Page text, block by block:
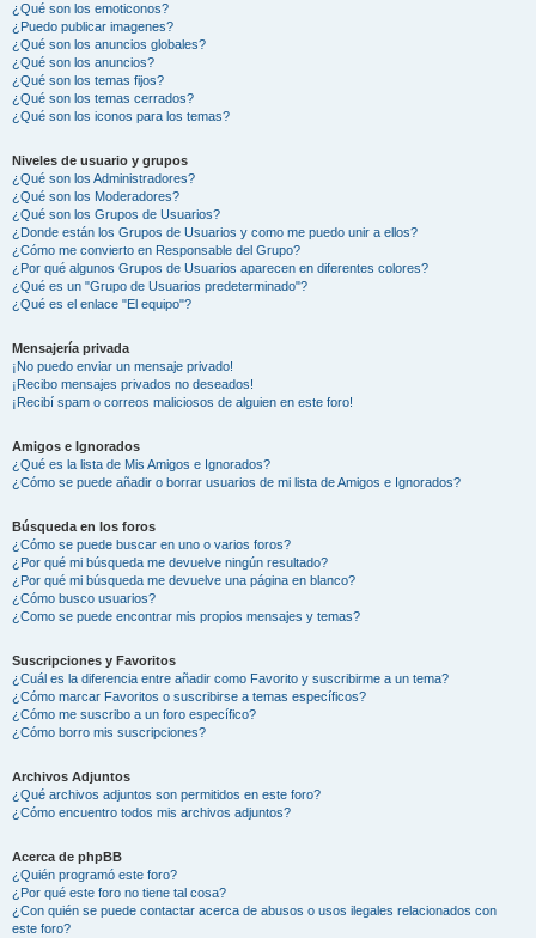
¿Qué son los emoticonos?
¿Puedo publicar imagenes?
¿Qué son los anuncios globales?
¿Qué son los anuncios?
¿Qué son los temas fijos?
¿Qué son los temas cerrados?
¿Qué son los iconos para los temas?
Niveles de usuario y grupos
¿Qué son los Administradores?
¿Qué son los Moderadores?
¿Qué son los Grupos de Usuarios?
¿Donde están los Grupos de Usuarios y como me puedo unir a ellos?
¿Cómo me convierto en Responsable del Grupo?
¿Por qué algunos Grupos de Usuarios aparecen en diferentes colores?
¿Qué es un "Grupo de Usuarios predeterminado"?
¿Qué es el enlace "El equipo"?
Mensajería privada
¡No puedo enviar un mensaje privado!
¡Recibo mensajes privados no deseados!
¡Recibí spam o correos maliciosos de alguien en este foro!
Amigos e Ignorados
¿Qué es la lista de Mis Amigos e Ignorados?
¿Cómo se puede añadir o borrar usuarios de mi lista de Amigos e Ignorados?
Búsqueda en los foros
¿Cómo se puede buscar en uno o varios foros?
¿Por qué mi búsqueda me devuelve ningún resultado?
¿Por qué mi búsqueda me devuelve una página en blanco?
¿Cómo busco usuarios?
¿Como se puede encontrar mis propios mensajes y temas?
Suscripciones y Favoritos
¿Cuál es la diferencia entre añadir como Favorito y suscribirme a un tema?
¿Cómo marcar Favoritos o suscribirse a temas específicos?
¿Cómo me suscribo a un foro específico?
¿Cómo borro mis suscripciones?
Archivos Adjuntos
¿Qué archivos adjuntos son permitidos en este foro?
¿Cómo encuentro todos mis archivos adjuntos?
Acerca de phpBB
¿Quién programó este foro?
¿Por qué este foro no tiene tal cosa?
¿Con quién se puede contactar acerca de abusos o usos ilegales relacionados con
este foro?